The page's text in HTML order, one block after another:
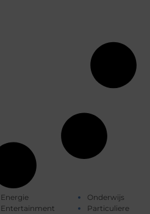
Energie
Entertainment
Onderwijs
Particuliere